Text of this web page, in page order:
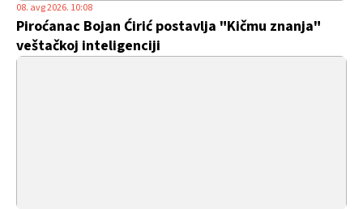
Piroćanac Bojan Ćirić postavlja "Kičmu znanja"
veštačkoj inteligenciji
08. avg 2026. 10:08